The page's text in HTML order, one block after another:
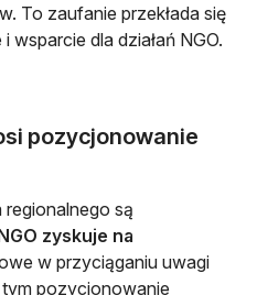
To zaufanie przekłada się
dla działań NGO.
pozycjonowanie
są
zyskuje na
w przyciąganiu uwagi
pozycjonowanie